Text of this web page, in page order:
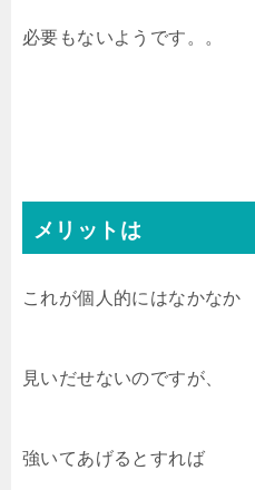
必要もないようです。。
メリットは
これが個人的にはなかなか
見いだせないのですが、
強いてあげるとすれば